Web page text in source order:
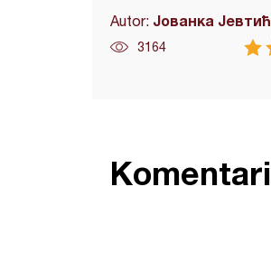
Autor: Јованка Јевтић
3164
Komentari